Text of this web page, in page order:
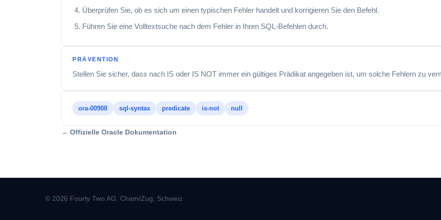
Überprüfen Sie, ob es sich um einen typischen Fehler handelt und korrigieren Sie den Befehl.
Führen Sie eine Volltextsuche nach dem Fehler in Ihren SQL-Befehlen durch.
PRÄVENTION
Stellen Sie sicher, dass nach IS oder IS NOT immer ein gültiges Prädikat angegeben ist, um solche Fehlern zu
ora-00908 sql-syntax predicate is-not null
→ Offizielle Oracle Dokumentation
© 2026 Fourty Two AG, Cham/Zug, Schweiz